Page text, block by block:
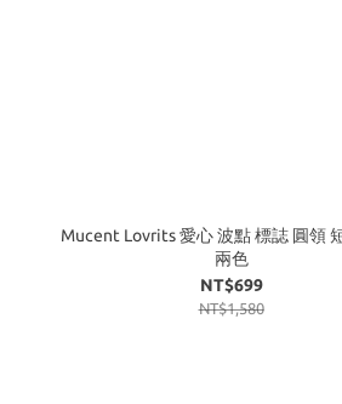
Mucent Lovrits 愛心 波點 標誌 圓領
兩色
NT$699
NT$1,580